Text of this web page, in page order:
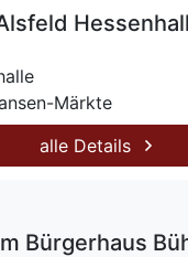
Märkte
alle Details
Bürgerhaus